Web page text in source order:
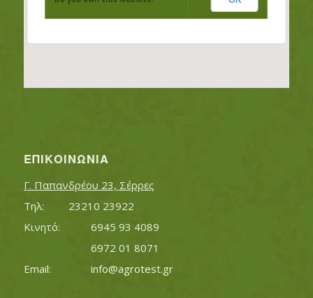
ΕΠΙΚΟΙΝΩΝΊΑ
Γ. Παπανδρέου 23, Σέρρες
Τηλ:		23210 23922
Κινητό:		6945 93 4089
			6972 01 8071
info@agrotest.gr